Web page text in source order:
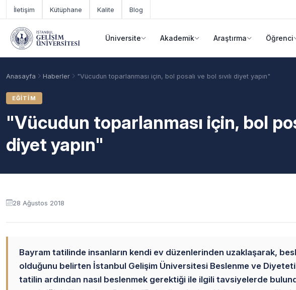
Ana içeriğe geç
İletişim Kütüphane Kalite Blog
Üniversite Akademik Araştırma Öğrenci
Anasayfa Haberler "Vücudun toparlanması için, bol posalı ve bol sıvılı diyet yapın"
EĞITIM
"Vücudun toparlanması için, bol
diyet yapın"
28 Ağustos 2018
Bayram tatilinde insanların kendi ev düzenlerinden uzaklaşarak,
olduğunu belirten İstanbul Gelişim Üniversitesi Beslenme ve
tatilin ardından nasıl beslenmek gerektiği ile ilgili tavsiyelerde